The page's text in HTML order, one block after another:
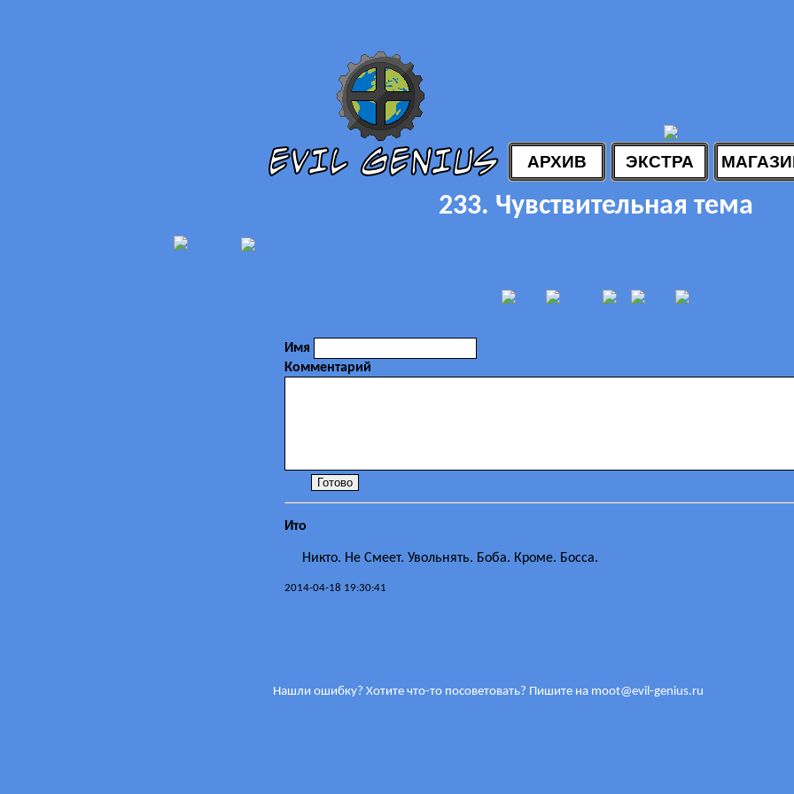
АРХИВ ЭКСТРА
233. Чувствительная тема
Имя
Комментарий
Ито
Никто. Не Смеет. Увольнять. Боба. Кроме. Босса.
2014-04-18 19:30:41
Нашли ошибку? Хотите что-то посоветовать? Пишите на moot@evil-genius.ru